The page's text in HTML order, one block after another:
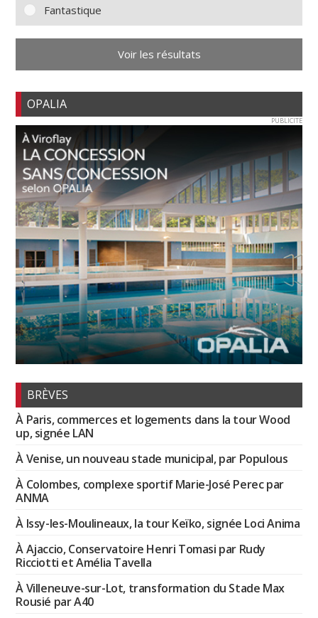
Fantastique
Voir les résultats
OPALIA
PUBLICITE
BRÈVES
À Paris, commerces et logements dans la tour Wood
up, signée LAN
À Venise, un nouveau stade municipal, par Populous
À Colombes, complexe sportif Marie-José Perec par
ANMA
À Issy-les-Moulineaux, la tour Keïko, signée Loci Anima
À Ajaccio, Conservatoire Henri Tomasi par Rudy
Ricciotti et Amélia Tavella
À Villeneuve-sur-Lot, transformation du Stade Max
Rousié par A40